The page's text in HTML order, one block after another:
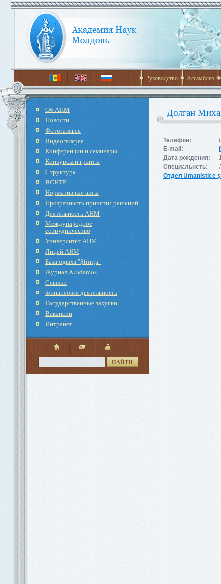
Руководство Ассамблея
Об АНМ
Новости
Фотогалерея
Видеогалерея
Конференции и семинары
Конкурсы и гранты
Структура
ВСНТР
Нормативные акты
Прозрачность принятия решений
Деятельность АНМ
Международное
cотрудничество
Университет АНМ
Лицей АНМ
База одыха "Ştiinţa"
Журнал Akademos
Ссылки
Финансовая деятельность
Государственные закупки
Вакансии
Интранет
НАЙТИ
Долган
Телефон:
E-mail:
Дата рождения:
Специальнсть:
Отдел Umanistice